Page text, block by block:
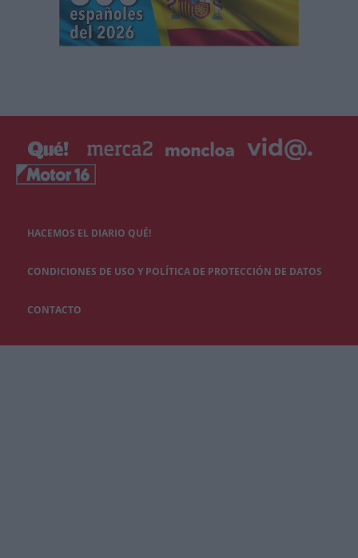
HACEMOS EL DIARIO QUÉ!
CONDICIONES DE USO Y POLÍTICA DE PROTECCIÓN DE DATOS
CONTACTO